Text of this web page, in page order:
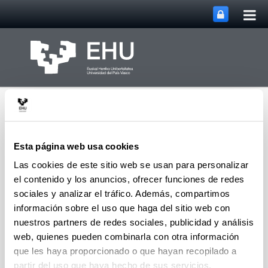
Esta página web usa cookies
Las cookies de este sitio web se usan para personalizar
el contenido y los anuncios, ofrecer funciones de redes
sociales y analizar el tráfico. Además, compartimos
información sobre el uso que haga del sitio web con
nuestros partners de redes sociales, publicidad y análisis
web, quienes pueden combinarla con otra información
que les haya proporcionado o que hayan recopilado a
partir del uso que haya hecho de sus servicios.
Servicio de Prevención MenúAbrir/cerrar
Actuaciones ante emergencias
Con el fin de saber responder e la manera más eficaz
ante una emergencia, el Servicio de Prevención tiene